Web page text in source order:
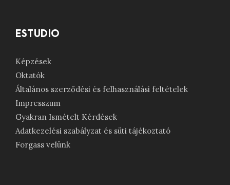
ESTUDIO
Képzések
Oktatók
Általános szerződési és felhasználási feltételek
Impresszum
Gyakran Ismételt Kérdések
Adatkezelési szabályzat és süti tájékoztató
Forgass velünk